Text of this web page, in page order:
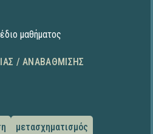
μαθήματος
/ ΑΝΑΒΆΘΜΙΣΗΣ
μετασχηματισμός